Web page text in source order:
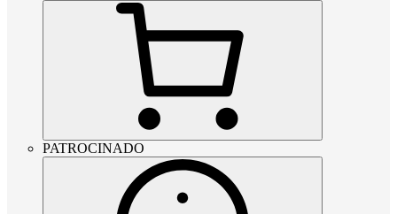
PATROCINADO